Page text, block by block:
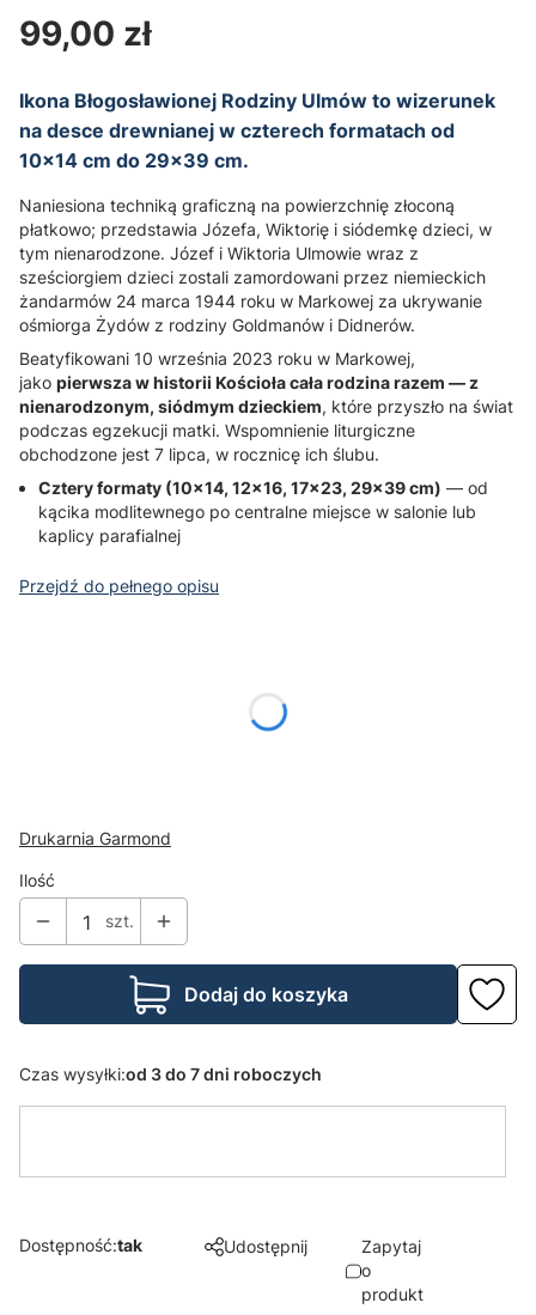
Cena
99,00 zł
Ikona Błogosławionej Rodziny Ulmów to wizerunek
na desce drewnianej w czterech formatach od
10×14 cm do 29×39 cm.
Naniesiona techniką graficzną na powierzchnię złoconą
płatkowo; przedstawia Józefa, Wiktorię i siódemkę dzieci, w
tym nienarodzone. Józef i Wiktoria Ulmowie wraz z
sześciorgiem dzieci zostali zamordowani przez niemieckich
żandarmów 24 marca 1944 roku w Markowej za ukrywanie
ośmiorga Żydów z rodziny Goldmanów i Didnerów.
Beatyfikowani 10 września 2023 roku w Markowej,
jako pierwsza w historii Kościoła cała rodzina razem — z
nienarodzonym, siódmym dzieckiem, które przyszło na świat
podczas egzekucji matki. Wspomnienie liturgiczne
obchodzone jest 7 lipca, w rocznicę ich ślubu.
Cztery formaty (10×14, 12×16, 17×23, 29×39 cm) — od
kącika modlitewnego po centralne miejsce w salonie lub
kaplicy parafialnej
Przejdź do pełnego opisu
Drukarnia Garmond
Ilość
szt.
Dodaj do koszyka
Czas wysyłki:od 3 do 7 dni roboczych
Dostępność:tak Udostępnij
Zapytaj
o
produkt